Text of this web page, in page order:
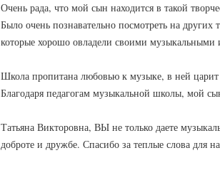
Очень рада, что мой сын находится в такой
Было очень познавательно посмотреть на
которые хорошо овладели своими музыкальными
Школа пропитана любовью к музыке, в ней
Благодаря педагогам музыкальной школы, мой
Татьяна Викторовна, ВЫ не только даете
доброте и дружбе. Спасибо за теплые слова для